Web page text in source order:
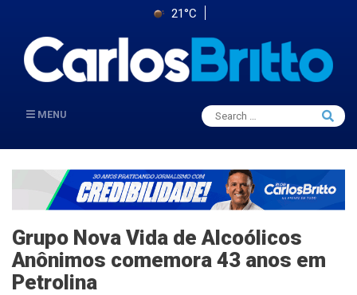
21°C
MENU
Search
for:
Search
Grupo Nova Vida de Alcoólicos
Anônimos comemora 43 anos em
Petrolina